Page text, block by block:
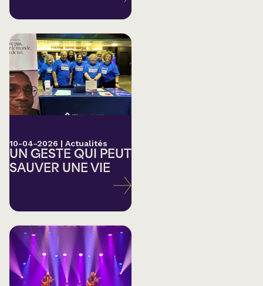
10-04-2026 | Actualités
UN GESTE QUI PEUT
SAUVER UNE VIE